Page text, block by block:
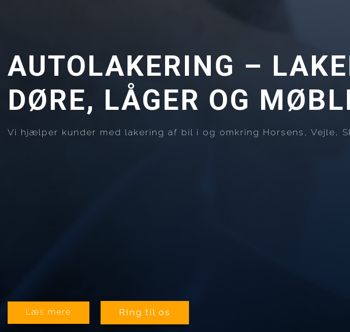
AUTOLAKERING –
DØRE, LÅGER OG
Vi hjælper kunder med lakering af bil i og omkring Horsens, Vejle,
Læs mere Ring til os